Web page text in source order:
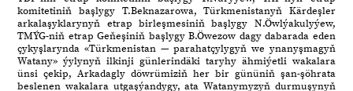
komitetiniň başlygy T.Beknazarowa, Türkmenistanyň Kärdeşler
arkalaşyklarynyň etrap birleşmesiniň başlygy N.Öwlýakulyýew,
TMÝG-niň etrap Geňeşiniň başlygy B.Öwezow dagy dabarada eden
çykyşlarynda «Türkmenistan — parahatçylygyň we ynanyşmagyň
Watany» ýylynyň ilkinji günlerindäki taryhy ähmiýetli wakalara
ünsi çekip, Arkadagly döwrümiziň her bir gününiň şan-şöhrata
beslenen wakalara utgaşýandygy, ata Watanymyzyň durmuşynyň